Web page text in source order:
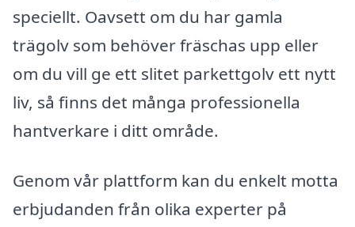
speciellt. Oavsett om du har gamla
trägolv som behöver fräschas upp eller
om du vill ge ett slitet parkettgolv ett nytt
liv, så finns det många professionella
hantverkare i ditt område.
Genom vår plattform kan du enkelt motta
erbjudanden från olika experter på